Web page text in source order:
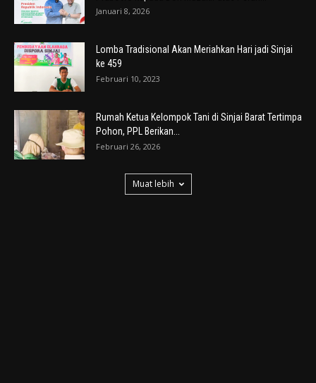
Januari 8, 2026
Lomba Tradisional Akan Meriahkan Hari jadi Sinjai
ke 459
Februari 10, 2023
Rumah Ketua Kelompok Tani di Sinjai Barat Tertimpa
Pohon, PPL Berikan...
Februari 26, 2026
Muat lebih